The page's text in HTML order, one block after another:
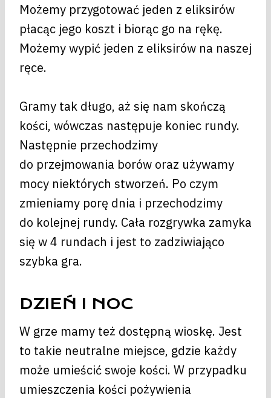
Możemy przygotować jeden z eliksirów
płacąc jego koszt i biorąc go na rękę.
Możemy wypić jeden z eliksirów na naszej
ręce.
Gramy tak długo, aż się nam skończą
kości, wówczas następuje koniec rundy.
Następnie przechodzimy
do przejmowania borów oraz używamy
mocy niektórych stworzeń. Po czym
zmieniamy porę dnia i przechodzimy
do kolejnej rundy. Cała rozgrywka zamyka
się w 4 rundach i jest to zadziwiająco
szybka gra.
DZIEŃ I NOC
W grze mamy też dostępną wioskę. Jest
to takie neutralne miejsce, gdzie każdy
może umieścić swoje kości. W przypadku
umieszczenia kości pożywienia